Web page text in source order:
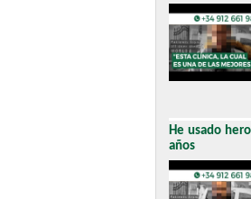
He usado
años